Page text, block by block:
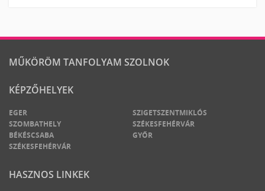
MŰKÖRÖM TANFOLYAM SZOLNOK
KÉPZŐHELYEK
EGER
SZIGETSZENTMIKLÓS
SZOMBATHELY
SZÉKESFEHÉRVÁR
BÉKÉSCSABA
GYŐR
SZÉKESFEHÉRVÁR
HASZNOS LINKEK